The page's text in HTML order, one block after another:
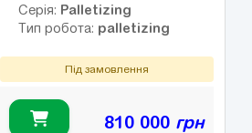
Серія: Palletizing
Тип робота: palletizing
Під замовлення
810 000 грн